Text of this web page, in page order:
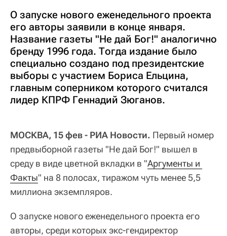
О запуске нового еженедельного проекта
его авторы заявили в конце января.
Название газеты "Не дай Бог!" аналогично
бренду 1996 года. Тогда издание было
специально создано под президентские
выборы с участием Бориса Ельцина,
главным соперником которого считался
лидер КПРФ Геннадий Зюганов.
МОСКВА, 15 фев - РИА Новости. Первый номер
предвыборной газеты "Не дай Бог!" вышел в
среду в виде цветной вкладки в "Аргументы и
Факты" на 8 полосах, тиражом чуть менее 5,5
миллиона экземпляров.
О запуске нового еженедельного проекта его
авторы, среди которых экс-гендиректор